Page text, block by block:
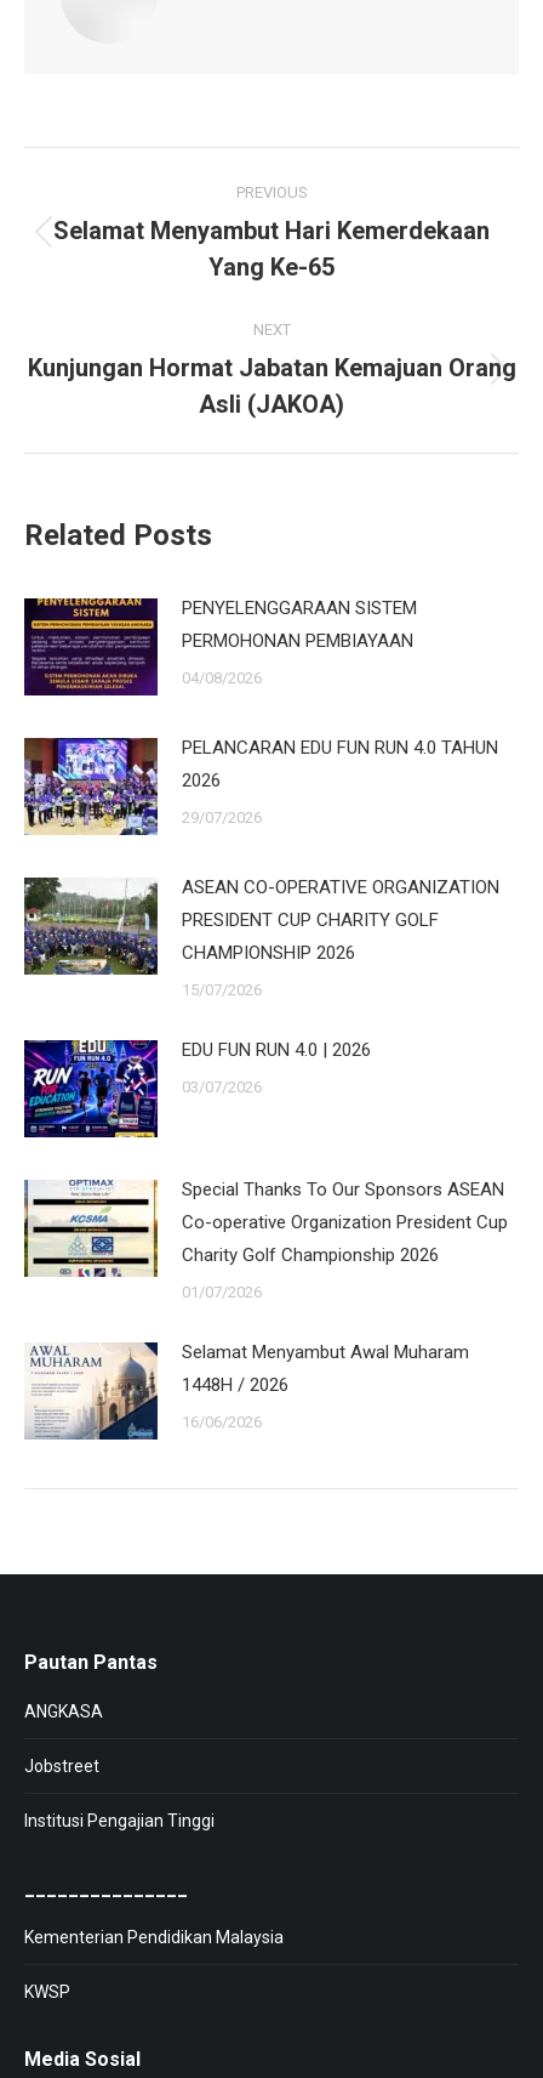
navigation
PREVIOUS
Previous
post:
Selamat Menyambut Hari Kemerdekaan
Yang Ke-65
NEXT
Next
post:
Kunjungan Hormat Jabatan Kemajuan Orang
Asli (JAKOA)
Related Posts
PENYELENGGARAAN SISTEM
PERMOHONAN PEMBIAYAAN
04/08/2026
PELANCARAN EDU FUN RUN 4.0 TAHUN
2026
29/07/2026
ASEAN CO-OPERATIVE ORGANIZATION
PRESIDENT CUP CHARITY GOLF
CHAMPIONSHIP 2026
15/07/2026
EDU FUN RUN 4.0 | 2026
03/07/2026
Special Thanks To Our Sponsors ASEAN
Co-operative Organization President Cup
Charity Golf Championship 2026
01/07/2026
Selamat Menyambut Awal Muharam
1448H / 2026
16/06/2026
Pautan Pantas
ANGKASA
Jobstreet
Institusi Pengajian Tinggi
Kementerian Pendidikan Malaysia
KWSP
Media Sosial